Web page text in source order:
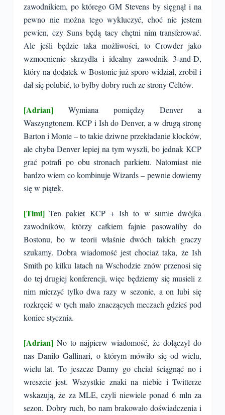
zawodnikiem, po którego GM Stevens by sięgnął i na
pewno nie można tego wykluczyć, choć nie jestem
pewien, czy Suns będą tacy chętni nim transferować.
Ale jeśli będzie taka możliwości, to Crowder jako
wzmocnienie skrzydła i idealny zawodnik 3-and-D,
który na dodatek w Bostonie już sporo widział, zrobił i
dał się polubić, to byłby dobry ruch ze strony Celtów.
[Adrian]
Wymiana pomiędzy Denver a
Waszyngtonem. KCP i Ish do Denver, a w drugą stronę
Barton i Monte – to takie dziwne przekładanie klocków,
ale chyba Denver lepiej na tym wyszli, bo jednak KCP
grać potrafi po obu stronach parkietu. Natomiast nie
bardzo wiem co kombinuje Wizards – pewnie dowiemy
się w piątek.
[Timi] Ten pakiet KCP + Ish to w sumie dwójka
zawodników, którzy całkiem fajnie pasowaliby do
Bostonu, bo w teorii właśnie dwóch takich graczy
szukamy. Dobra wiadomość jest chociaż taka, że Ish
Smith po kilku latach na Wschodzie znów przenosi się
do tej drugiej konferencji, więc będziemy się musieli z
nim mierzyć tylko dwa razy w sezonie, a on lubi się
rozkręcić w tych mało znaczących meczach gdzieś pod
koniec stycznia.
[Adrian] No to najpierw wiadomość, że dołączył do
nas Danilo Gallinari, o którym mówiło się od wielu,
wielu lat. To jeszcze Danny go chciał ściągnąć no i
wreszcie jest. Wszystkie znaki na niebie i Twitterze
wskazują, że za MLE, czyli niewiele ponad 6 mln za
sezon. Dobry ruch, bo nam brakowało doświadczenia i